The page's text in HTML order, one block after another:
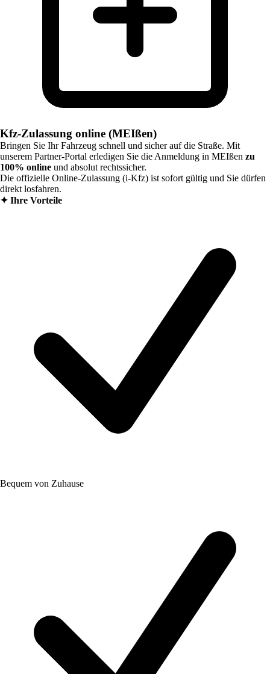
Kfz-Zulassung online (MEIßen)
Bringen Sie Ihr Fahrzeug schnell und sicher auf die Straße. Mit
unserem Partner-Portal erledigen Sie die Anmeldung in MEIßen zu
100% online und absolut rechtssicher.
Die offizielle Online-Zulassung (i-Kfz) ist sofort gültig und Sie dürfen
direkt losfahren.
✦ Ihre Vorteile
Bequem von Zuhause